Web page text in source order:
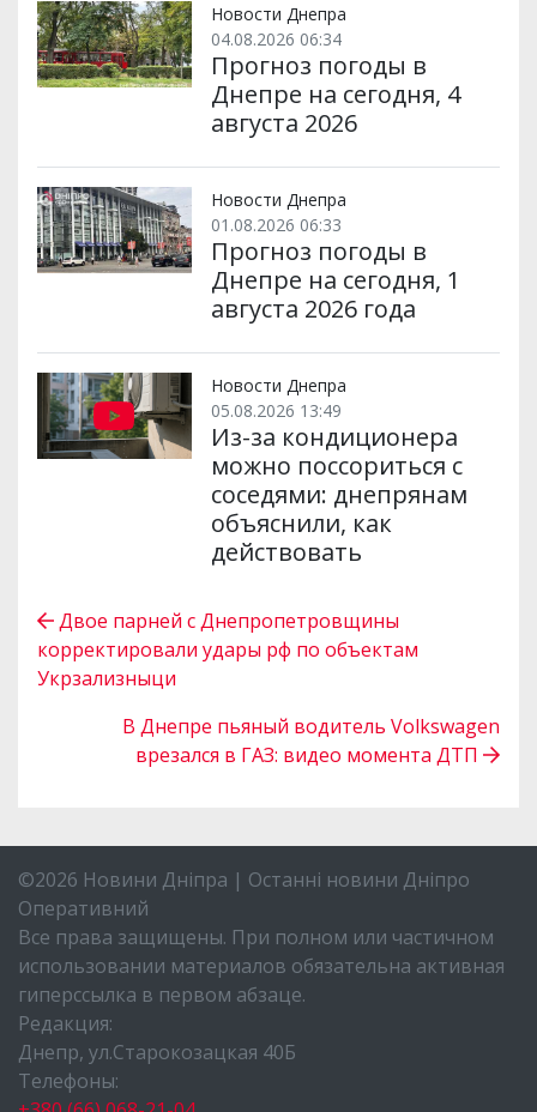
Новости Днепра
04.08.2026 06:34
Прогноз погоды в
Днепре на сегодня, 4
августа 2026
Новости Днепра
01.08.2026 06:33
Прогноз погоды в
Днепре на сегодня, 1
августа 2026 года
Новости Днепра
05.08.2026 13:49
Из-за кондиционера
можно поссориться с
соседями: днепрянам
объяснили, как
действовать
Двое парней с Днепропетровщины
корректировали удары рф по объектам
Укрзализныци
В Днепре пьяный водитель Volkswagen
врезался в ГАЗ: видео момента ДТП
©2026 Новини Дніпра | Останні новини Дніпро
Оперативний
Все права защищены. При полном или частичном
использовании материалов обязательна активная
гиперссылка в первом абзаце.
Редакция:
Днепр, ул.Старокозацкая 40Б
Телефоны: